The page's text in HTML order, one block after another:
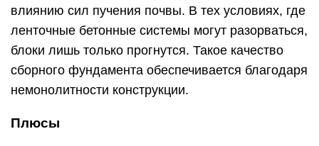
влиянию сил пучения почвы. В тех условиях, где
ленточные бетонные системы могут разорваться,
блоки лишь только прогнутся. Такое качество
сборного фундамента обеспечивается благодаря
немонолитности конструкции.
Плюсы